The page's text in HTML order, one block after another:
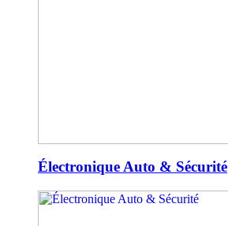
Électronique Auto & Sécurité